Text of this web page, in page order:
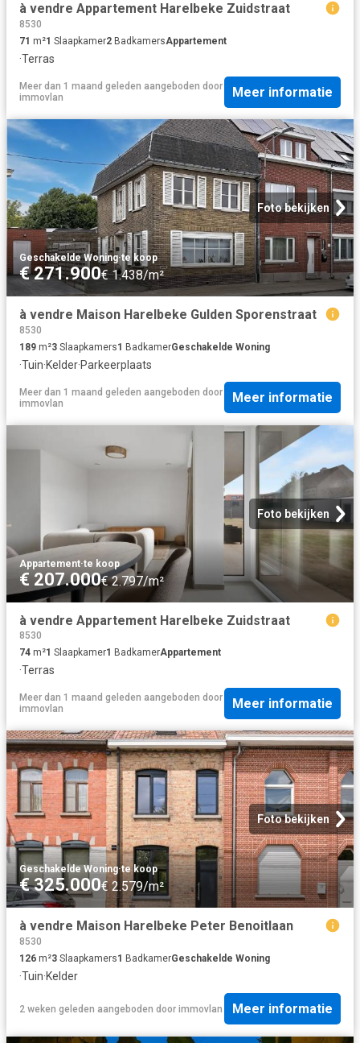
à vendre Appartement Harelbeke Zuidstraat
8530
71 m²1 Slaapkamer2 BadkamersAppartement
·Terras
Meer dan 1 maand geleden aangeboden door
immovlan
Meer informatie
Foto bekijken
Geschakelde Woning·te koop
€ 271.900€ 1.438/m²
à vendre Maison Harelbeke Gulden Sporenstraat
8530
189 m²3 Slaapkamers1 BadkamerGeschakelde Woning
·Tuin·Kelder·Parkeerplaats
Meer dan 1 maand geleden aangeboden door
immovlan
Meer informatie
Foto bekijken
Appartement·te koop
€ 207.000€ 2.797/m²
à vendre Appartement Harelbeke Zuidstraat
8530
74 m²1 Slaapkamer1 BadkamerAppartement
·Terras
Meer dan 1 maand geleden aangeboden door
immovlan
Meer informatie
Foto bekijken
Geschakelde Woning·te koop
€ 325.000€ 2.579/m²
à vendre Maison Harelbeke Peter Benoitlaan
8530
126 m²3 Slaapkamers1 BadkamerGeschakelde Woning
·Tuin·Kelder
2 weken geleden aangeboden door immovlan Meer informatie